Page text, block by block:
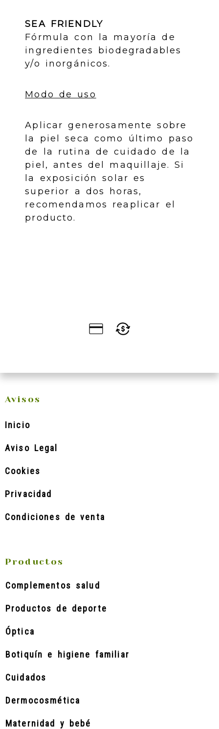
SEA FRIENDLY
Fórmula con la mayoría de
ingredientes biodegradables
y/o inorgánicos.
Modo de uso
Aplicar generosamente sobre
la piel seca como último paso
de la rutina de cuidado de la
piel, antes del maquillaje. Si
la exposición solar es
superior a dos horas,
recomendamos reaplicar el
producto.
Avisos
Inicio
Aviso Legal
Cookies
Privacidad
Condiciones de venta
Productos
Complementos salud
Productos de deporte
Óptica
Botiquín e higiene familiar
Cuidados
Dermocosmética
Maternidad y bebé